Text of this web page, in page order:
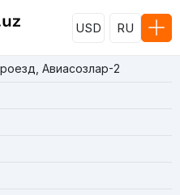
USD RU
Авиасозлар-2